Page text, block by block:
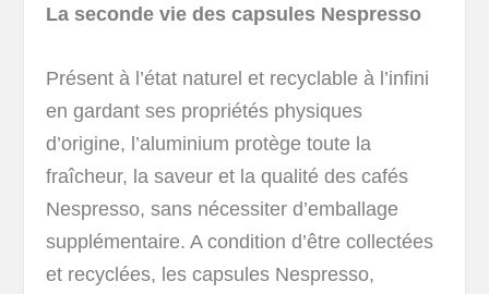
La seconde vie des capsules Nespresso
Présent à l’état naturel et recyclable à l’infini
en gardant ses propriétés physiques
d’origine, l’aluminium protège toute la
fraîcheur, la saveur et la qualité des cafés
Nespresso, sans nécessiter d’emballage
supplémentaire. A condition d’être collectées
et recyclées, les capsules Nespresso,